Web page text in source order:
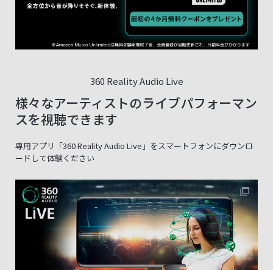
360 Reality Audio Live
様々なアーティストのライブパフォーマン
スを視聴できます
専用アプリ「360 Reality Audio Live」をスマートフォンにダウンロ
ードして体験ください